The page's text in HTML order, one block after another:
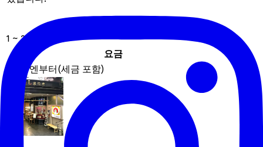
1 ~ 20명
요금
1,500 엔부터(세금 포함)